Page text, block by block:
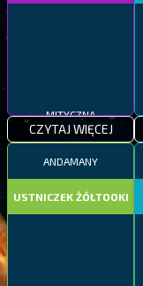
CZYTAJ WIĘCEJ
ANDAMANY
USTNICZEK ŻÓŁTOOKI